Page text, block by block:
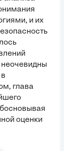
и их
неочевидны
глава
оценки